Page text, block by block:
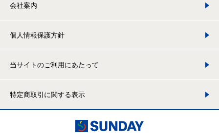
会社案内
個人情報保護方針
当サイトのご利用にあたって
特定商取引に関する表示